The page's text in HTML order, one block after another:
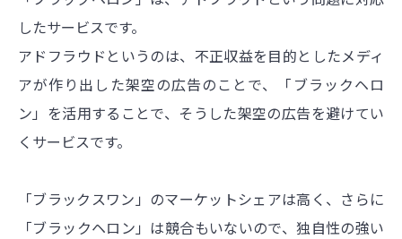
したサービスです。
アドフラウドというのは、不正収益を目的としたメディ
アが作り出した架空の広告のことで、「ブラックヘロ
ン」を活用することで、そうした架空の広告を避けてい
くサービスです。
「ブラックスワン」のマーケットシェアは高く、さらに
「ブラックヘロン」は競合もいないので、独自性の強い